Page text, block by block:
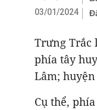
03/01/2024
Trưng Trắc
phía tây
Lâm;
Cụ thể,